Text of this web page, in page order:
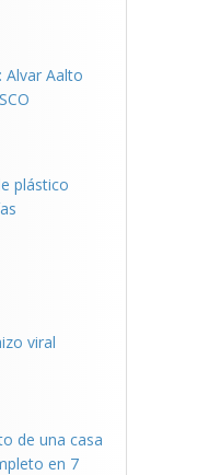
Alvar Aalto
plástico
viral
de una casa
en 7